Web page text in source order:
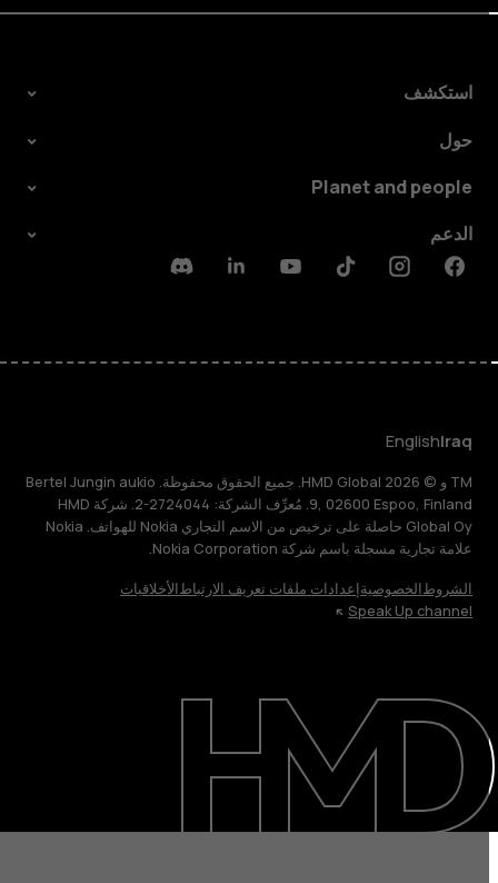
حول
الدعم
Iraq
استكشف
حول
Planet and people
الدعم
Facebook
Instagram
Tiktok
Youtube
Linkedin
Discord
Iraq
English
TM و © 2026 HMD Global. جميع الحقوق محفوظة. Bertel Jungin aukio
9, 02600 Espoo, Finland. مُعرِّف الشركة: 2724044-2. شركة HMD
Global Oy حاصلة على ترخيص من الاسم التجاري Nokia للهواتف. Nokia
علامة تجارية مسجلة باسم شركة Nokia Corporation.
الشروطالخصوصيةإعدادات ملفات تعريف الارتباطالأخلاقيات
Speak Up channel